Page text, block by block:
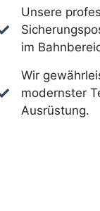
Unsere
im
Wir
modernster
Ausrüstung.